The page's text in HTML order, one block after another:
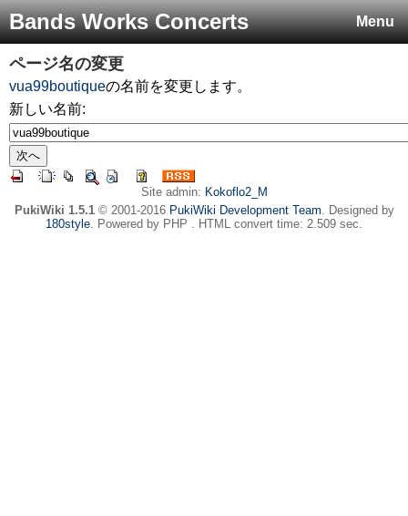
Menu
Bands Works Concerts
ページ名の変更
vua99boutiqueの名前を変更します。
新しい名前:
Site admin: Kokoflo2_M
PukiWiki 1.5.1© 2001-2016 PukiWiki Development Team. Designed by
180style. Powered by PHP . HTML convert time: 2.509 sec.